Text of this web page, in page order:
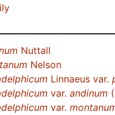
Nuttall
Nelson
Linnaeus var.
var. andinum
var.